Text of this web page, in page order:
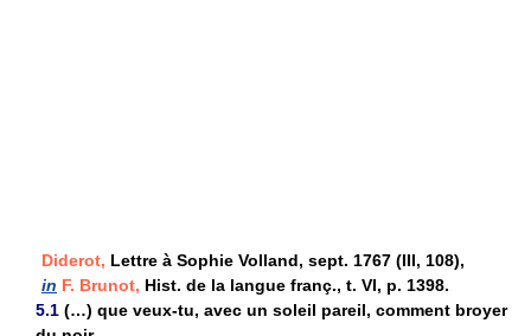
Diderot, Lettre à Sophie Volland, sept. 1767 (III, 108),
in F. Brunot, Hist. de la langue franç., t. VI, p. 1398.
5.1 (…) que veux-tu, avec un soleil pareil, comment broyer